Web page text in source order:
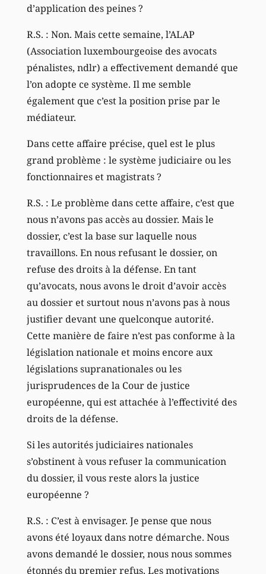
d’application des peines ?
R.S. : Non. Mais cette semaine, l’ALAP
(Association luxembourgeoise des avocats
pénalistes, ndlr) a effectivement demandé que
l’on adopte ce système. Il me semble
également que c’est la position prise par le
médiateur.
Dans cette affaire précise, quel est le plus
grand problème : le système judiciaire ou les
fonctionnaires et magistrats ?
R.S. : Le problème dans cette affaire, c’est que
nous n’avons pas accès au dossier. Mais le
dossier, c’est la base sur laquelle nous
travaillons. En nous refusant le dossier, on
refuse des droits à la défense. En tant
qu’avocats, nous avons le droit d’avoir accès
au dossier et surtout nous n’avons pas à nous
justifier devant une quelconque autorité.
Cette manière de faire n’est pas conforme à la
législation nationale et moins encore aux
législations supranationales ou les
jurisprudences de la Cour de justice
européenne, qui est attachée à l’effectivité des
droits de la défense.
Si les autorités judiciaires nationales
s’obstinent à vous refuser la communication
du dossier, il vous reste alors la justice
européenne ?
R.S. : C’est à envisager. Je pense que nous
avons été loyaux dans notre démarche. Nous
avons demandé le dossier, nous nous sommes
étonnés du premier refus. Les motivations